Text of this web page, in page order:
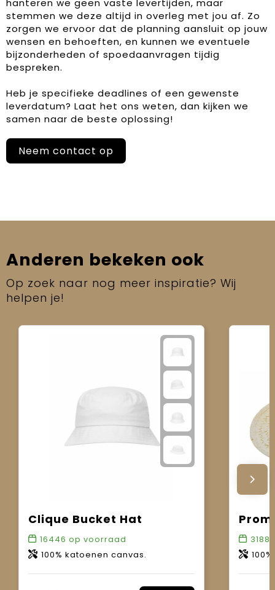
hanteren we geen vaste levertijden, maar
stemmen we deze altijd in overleg met jou af. Zo
zorgen we ervoor dat de planning aansluit op jouw
wensen en behoeften, en kunnen we eventuele
bijzonderheden of spoedaanvragen tijdig
bespreken.
Heb je specifieke deadlines of een gewenste
leverdatum? Laat het ons weten, dan kijken we
samen naar de beste oplossing!
Neem contact op
Anderen bekeken ook
Op zoek naar nog meer inspiratie? Wij
helpen je!
Clique Bucket Hat
16446 op voorraad
100% katoenen canvas.
3188